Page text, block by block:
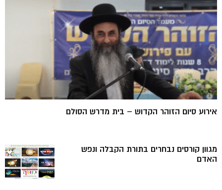
אירוע סיום הזוהר הקדוש – בית מדרש הסולם
מגוון קורסים נבחרים בתורת הקבלה ונפש
האדם